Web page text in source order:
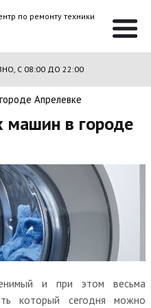
по ремонту техники
С 08:00 ДО 22:00
Апрелевке
машин в городе
и при этом весьма
который сегодня можно